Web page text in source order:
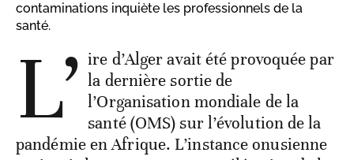
contaminations inquiète les professionnels de la
santé.
L’ ire d’Alger avait été provoquée par
la dernière sortie de
l’Organisation mondiale de la
santé (OMS) sur l’évolution de la
pandémie en Afrique. L’instance onusienne